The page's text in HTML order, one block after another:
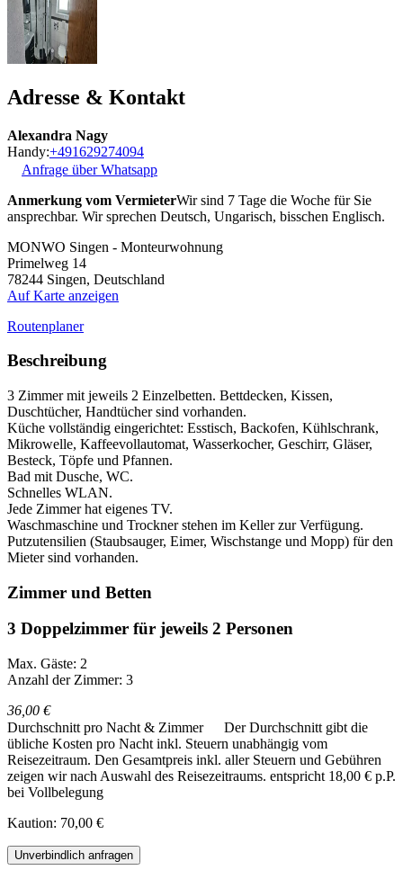
Adresse & Kontakt
Alexandra Nagy
Handy:+491629274094
Anfrage über Whatsapp
Anmerkung vom VermieterWir sind 7 Tage die Woche für Sie
ansprechbar. Wir sprechen Deutsch, Ungarisch, bisschen Englisch.
MONWO Singen - Monteurwohnung
Primelweg 14
78244 Singen, Deutschland
Auf Karte anzeigen
Routenplaner
Beschreibung
3 Zimmer mit jeweils 2 Einzelbetten. Bettdecken, Kissen,
Duschtücher, Handtücher sind vorhanden.
Küche vollständig eingerichtet: Esstisch, Backofen, Kühlschrank,
Mikrowelle, Kaffeevollautomat, Wasserkocher, Geschirr, Gläser,
Besteck, Töpfe und Pfannen.
Bad mit Dusche, WC.
Schnelles WLAN.
Jede Zimmer hat eigenes TV.
Waschmaschine und Trockner stehen im Keller zur Verfügung.
Putzutensilien (Staubsauger, Eimer, Wischstange und Mopp) für den
Mieter sind vorhanden.
Zimmer und Betten
3 Doppelzimmer für jeweils 2 Personen
Max. Gäste: 2
Anzahl der Zimmer: 3
36,00 €
Durchschnitt pro Nacht & Zimmer
Der Durchschnitt gibt die
übliche Kosten pro Nacht inkl. Steuern unabhängig vom
Reisezeitraum. Den Gesamtpreis inkl. aller Steuern und Gebühren
zeigen wir nach Auswahl des Reisezeitraums. entspricht 18,00 € p.P.
bei Vollbelegung
Kaution: 70,00 €
Unverbindlich anfragen